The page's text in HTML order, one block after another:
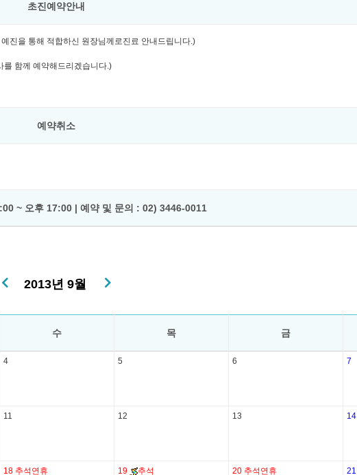
초진예약안내
진을 통해 적합하신 원장님께로진료 안내드립니다.)
를 함께 예약해드리겠습니다.)
예약취소
~ 오후 17:00 | 예약 및 문의 : 02) 3446-0011
2013년 9월
수 목 금
4 5 6 7
11 12 13 14
18 추석연휴 19 추석 20 추석연휴 21